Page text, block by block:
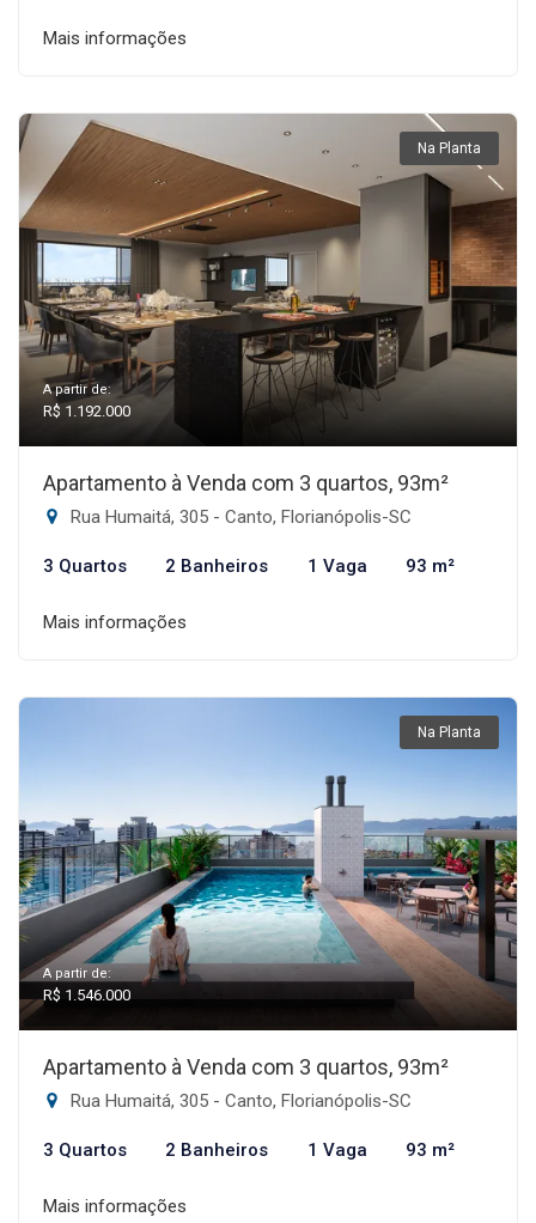
Mais informações
Na Planta
A partir de:
R$ 1.192.000
Apartamento à Venda com 3 quartos, 93m²
Rua Humaitá, 305 - Canto, Florianópolis-SC
3 Quartos 2 Banheiros 1 Vaga 93 m²
Mais informações
Na Planta
A partir de:
R$ 1.546.000
Apartamento à Venda com 3 quartos, 93m²
Rua Humaitá, 305 - Canto, Florianópolis-SC
3 Quartos 2 Banheiros 1 Vaga 93 m²
Mais informações